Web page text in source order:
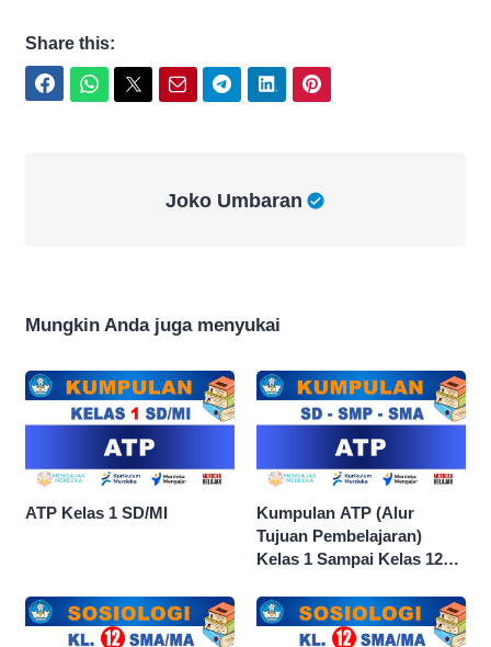
Share this:
Joko Umbaran
Mungkin Anda juga menyukai
ATP Kelas 1 SD/MI
Kumpulan ATP (Alur
Tujuan Pembelajaran)
Kelas 1 Sampai Kelas 12